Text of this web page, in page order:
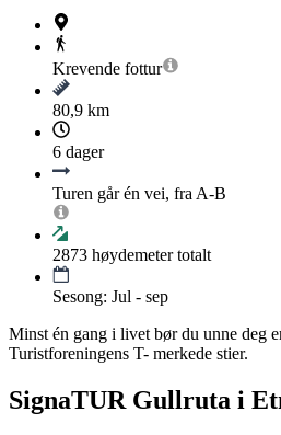
Krevende fottur
80,9 km
6 dager
Turen går én vei, fra A-B
2873 høydemeter totalt
Sesong: Jul - sep
Minst én gang i livet bør du unne deg
Turistforeningens T- merkede stier.
SignaTUR Gullruta i